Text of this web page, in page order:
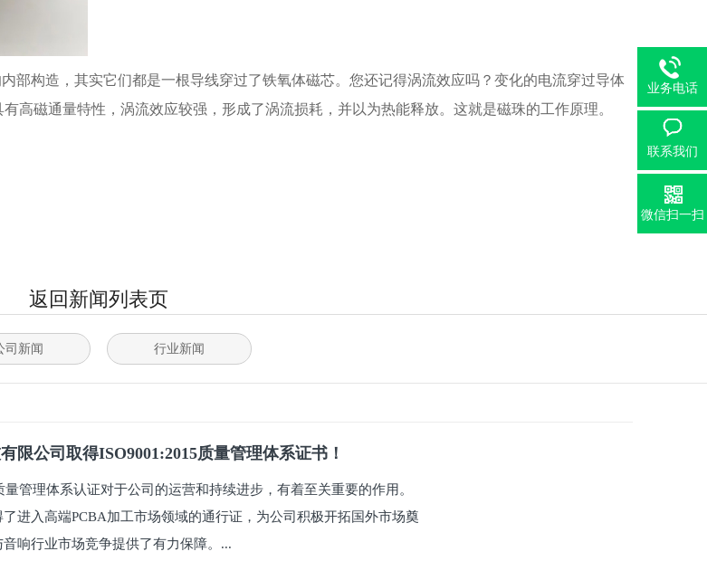
部构造，其实它们都是一根导线穿过了铁氧体磁芯。您还记得涡流效应吗？变化的电流穿过导体
高磁通量特性，涡流效应较强，形成了涡流损耗，并以为热能释放。这就是磁珠的工作原理。
返回新闻列表页
司新闻 行业新闻
限公司取得ISO9001:2015质量管理体系证书！
量管理体系认证对于公司的运营和持续进步，有着至关重要的作用。
进入高端PCBA加工市场领域的通行证，为公司积极开拓国外市场奠
响行业市场竞争提供了有力保障。...
业务电话
联系我们
微信扫一扫